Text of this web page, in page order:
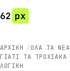
62 px
ΑΡΧΙΚΉ
ΌΛΑ ΤΑ ΝΈΑ
ΓΙΑΤΊ ΤΑ ΤΡΟΧΙΑΚΆ
ΛΟΓΙΚΉ